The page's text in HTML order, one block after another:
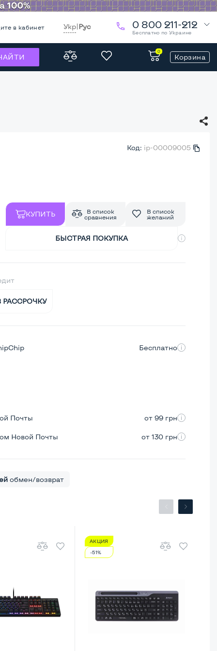
в кабинет Укр|Рус 0 800 211-212
Бесплатно по Украине
0
Корзина
Код: ip-00009005
КУПИТЬ
В список
сравнения
В список
желаний
БЫСТРАЯ ПОКУПКА
РАССРОЧКУ
Бесплатно
Почты
от 99 грн
Новой Почты от 130 грн
обмен/возврат
АКЦИЯ
-51%